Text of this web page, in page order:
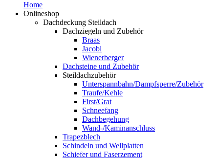
Home
Onlineshop
Dachdeckung Steildach
Dachziegeln und Zubehör
Braas
Jacobi
Wienerberger
Dachsteine und Zubehör
Steildachzubehör
Unterspannbahn/Dampfsperre/Zubehör
Traufe/Kehle
First/Grat
Schneefang
Dachbegehung
Wand-/Kaminanschluss
Trapezblech
Schindeln und Wellplatten
Schiefer und Faserzement